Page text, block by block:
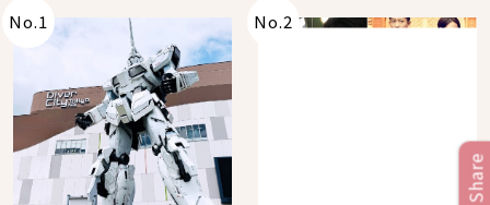
No.1 No.2
Share